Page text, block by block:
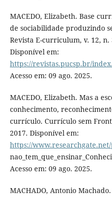
MACEDO, Elizabeth. Base
de sociabilidade produzindo
Revista E-curriculum, v. 12, n.
Disponível em:
https://revistas.pucsp.br/
Acesso em: 09 ago. 2025.
MACEDO, Elizabeth. Mas a
conhecimento,
currículo. Currículo sem
2017. Disponível em:
https://www.researchgate.net/
Acesso em: 09 ago. 2025.
MACHADO, Antonio